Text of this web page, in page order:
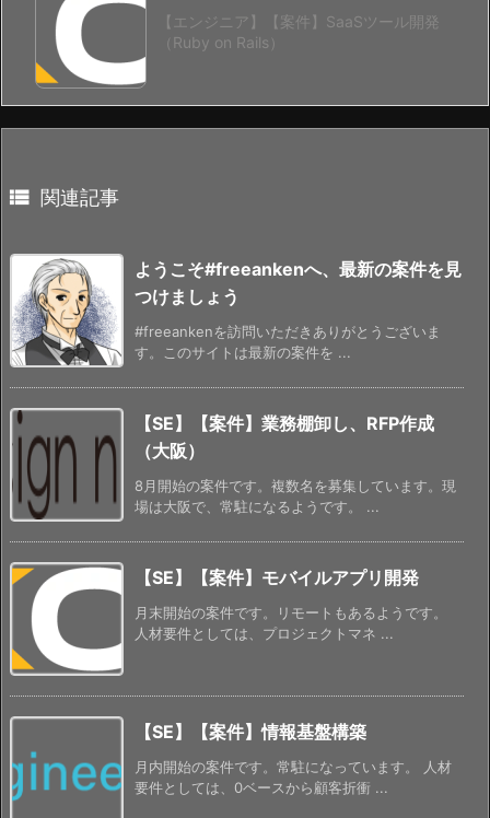
【エンジニア】【案件】SaaSツール開発
（Ruby on Rails）
 関連記事
ようこそ#freeankenへ、最新の案件を見
つけましょう
#freeankenを訪問いただきありがとうございま
す。このサイトは最新の案件を ...
【SE】【案件】業務棚卸し、RFP作成
（大阪）
8月開始の案件です。複数名を募集しています。現
場は大阪で、常駐になるようです。 ...
【SE】【案件】モバイルアプリ開発
月末開始の案件です。リモートもあるようです。
人材要件としては、プロジェクトマネ ...
【SE】【案件】情報基盤構築
月内開始の案件です。常駐になっています。 人材
要件としては、0ベースから顧客折衝 ...